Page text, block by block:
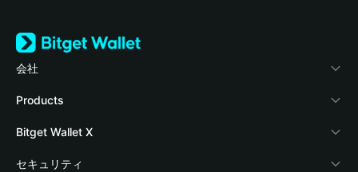
会社
Bitget Walletについて
ブログ
アカデミー
Products
Crypto Card
Stablecoin Earn
Bitget Wallet X
デベロッパー
セキュリティ